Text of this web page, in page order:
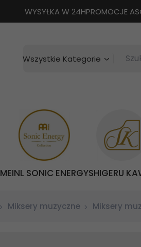
WYSYŁKA W 24HPROMOCJE
Wszystkie Kategorie
MEINL SONIC ENERGYSHIGERU
Miksery muzyczne Miksery